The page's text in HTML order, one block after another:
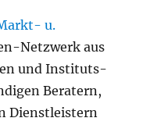
u.
Netzwerk aus
und Instituts-
Beratern,
Dienstleistern